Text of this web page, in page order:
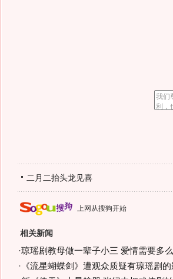
二月二抬头龙见喜
上网从搜狗开始
相关新闻
·琼瑶剧教母做一辈子小三 爱情需要多
· 《流星蝴蝶剑》遭观众质疑有琼瑶剧